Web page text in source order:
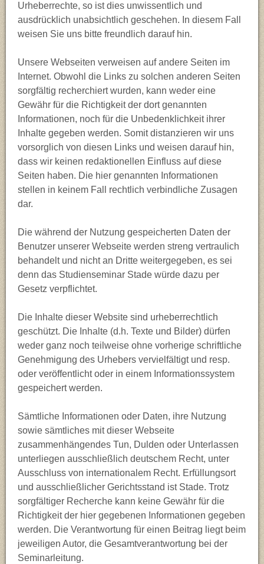
Mathematik (Ma)
Philosophie (Phil)
Physik (Ph)
Spanisch (Sn)
Sport (Sp)
Urheberrechte, so ist dies unwissentlich und
ausdrücklich unabsichtlich geschehen. In diesem Fall
weisen Sie uns bitte freundlich darauf hin.
Unsere Webseiten verweisen auf andere Seiten im
Internet. Obwohl die Links zu solchen anderen Seiten
sorgfältig recherchiert wurden, kann weder eine
Gewähr für die Richtigkeit der dort genannten
Informationen, noch für die Unbedenklichkeit ihrer
Inhalte gegeben werden. Somit distanzieren wir uns
vorsorglich von diesen Links und weisen darauf hin,
dass wir keinen redaktionellen Einfluss auf diese
Seiten haben. Die hier genannten Informationen
stellen in keinem Fall rechtlich verbindliche Zusagen
dar.
Die während der Nutzung gespeicherten Daten der
Benutzer unserer Webseite werden streng vertraulich
behandelt und nicht an Dritte weitergegeben, es sei
denn das Studienseminar Stade würde dazu per
Gesetz verpflichtet.
Die Inhalte dieser Website sind urheberrechtlich
geschützt. Die Inhalte (d.h. Texte und Bilder) dürfen
weder ganz noch teilweise ohne vorherige schriftliche
Genehmigung des Urhebers vervielfältigt und resp.
oder veröffentlicht oder in einem Informationssystem
gespeichert werden.
Sämtliche Informationen oder Daten, ihre Nutzung
sowie sämtliches mit dieser Webseite
zusammenhängendes Tun, Dulden oder Unterlassen
unterliegen ausschließlich deutschem Recht, unter
Ausschluss von internationalem Recht. Erfüllungsort
und ausschließlicher Gerichtsstand ist Stade. Trotz
sorgfältiger Recherche kann keine Gewähr für die
Richtigkeit der hier gegebenen Informationen gegeben
werden. Die Verantwortung für einen Beitrag liegt beim
jeweiligen Autor, die Gesamtverantwortung bei der
Seminarleitung.